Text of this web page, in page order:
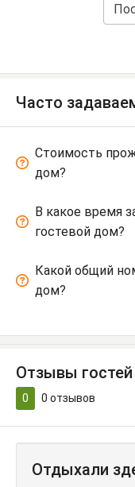
Часто
Стоимость
дом?
В какое время
гостевой дом?
Какой общий
дом?
Отзывы гостей
0 0 отзывов
Отдыхали